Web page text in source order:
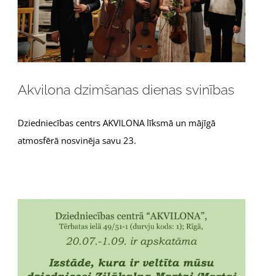
Akvilona dzimšanas dienas svinības
Dziedniecības centrs AKVILONA līksmā un mājīgā
atmosfērā nosvinēja savu 23.